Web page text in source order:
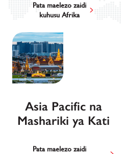
Pata maelezo zaidi
kuhusu Afrika
Asia Pacific na
Mashariki ya Kati
Pata maelezo zaidi